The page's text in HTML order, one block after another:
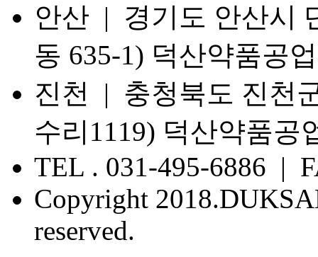
안산 | 경기도 안산시
동 635-1) 덕산약품공
진천 | 충청북도 진천
수리1119) 덕산약품공
TEL . 031-495-6886 |
Copyright
reserved.